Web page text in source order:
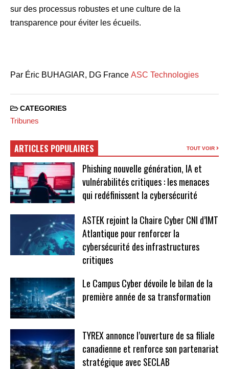
sur des processus robustes et une culture de la
transparence pour éviter les écueils.
Par Éric BUHAGIAR, DG France ASC Technologies
CATEGORIES
Tribunes
ARTICLES POPULAIRES TOUT VOIR
Phishing nouvelle génération, IA et
vulnérabilités critiques : les menaces
qui redéfinissent la cybersécurité
ASTEK rejoint la Chaire Cyber CNI d’IMT
Atlantique pour renforcer la
cybersécurité des infrastructures
critiques
Le Campus Cyber dévoile le bilan de la
première année de sa transformation
TYREX annonce l’ouverture de sa filiale
canadienne et renforce son partenariat
stratégique avec SECLAB